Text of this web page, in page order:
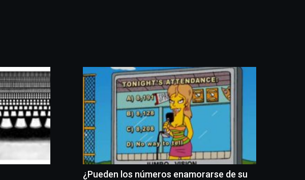
Plaza
festival
ciudad
de
monólogos,
exposiciones,
¿Pueden los números enamorarse de su